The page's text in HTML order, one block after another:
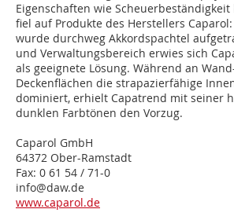
Eigenschaften wie Scheuerbeständigkeit
fiel auf Produkte des Herstellers
wurde durchweg Akkordspachtel
und Verwaltungsbereich erwies sich
als geeignete Lösung. Während an
Deckenflächen die strapazierfähige
dominiert, erhielt Capatrend mit seiner
dunklen Farbtönen den Vorzug.
Caparol GmbH
64372 Ober-Ramstadt
Fax: 0 61 54 / 71-0
info@daw.de
www.caparol.de